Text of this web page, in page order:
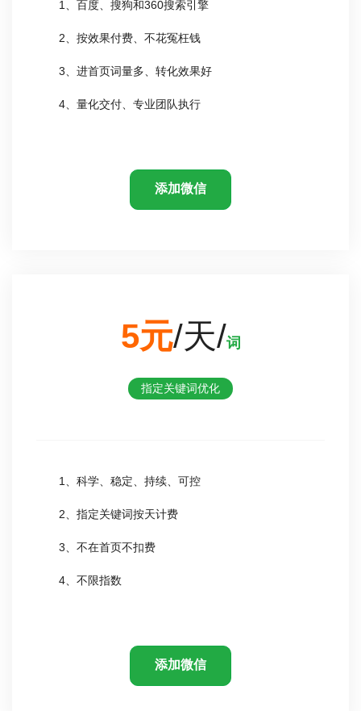
1、百度、搜狗和360搜索引擎
2、按效果付费、不花冤枉钱
3、进首页词量多、转化效果好
4、量化交付、专业团队执行
添加微信
5元/天/词
指定关键词优化
1、科学、稳定、持续、可控
2、指定关键词按天计费
3、不在首页不扣费
4、不限指数
添加微信